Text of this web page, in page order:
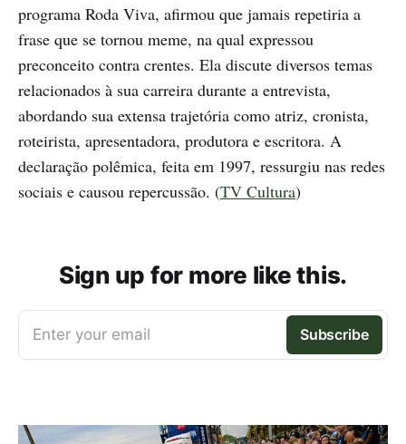
programa Roda Viva, afirmou que jamais repetiria a
frase que se tornou meme, na qual expressou
preconceito contra crentes. Ela discute diversos temas
relacionados à sua carreira durante a entrevista,
abordando sua extensa trajetória como atriz, cronista,
roteirista, apresentadora, produtora e escritora. A
declaração polêmica, feita em 1997, ressurgiu nas redes
sociais e causou repercussão. (TV Cultura)
Sign up for more like this.
Enter your email Subscribe